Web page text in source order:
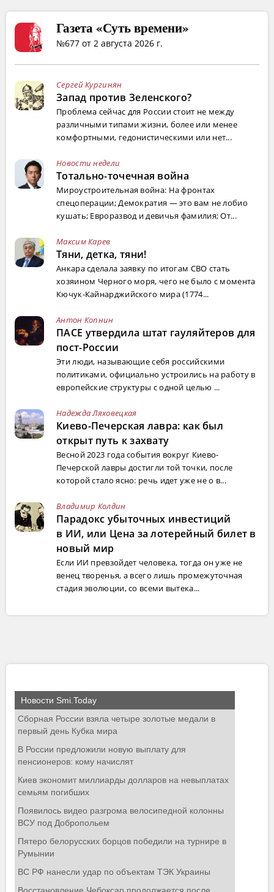
Газета «Суть времени»
№677 от 2 августа 2026 г.
Сергей Кургинян
Запад против Зеленского?
Проблема сейчас для России стоит не между
различными типами жизни, более или менее
комфортными, гедонистическими или нет...
Новости недели
Тотально-точечная война
Мироустроительная война: На фронтах
спецоперации; Демократия — это вам не лобио
кушать; Евроразвод и девичья фамилия; От...
Максим Карев
Тяни, детка, тяни!
Анкара сделала заявку по итогам СВО стать
хозяином Черного моря, чего не было с момента
Кючук-Кайнарджийского мира (1774...
Антон Копнин
ПАСЕ утвердила штат гауляйтеров для
пост-России
Эти люди, называющие себя российскими
политиками, официально устроились на работу в
европейские структуры с одной целью ...
Надежда Ляховецкая
Киево-Печерская лавра: как был
открыт путь к захвату
Весной 2023 года события вокруг Киево-
Печерской лавры достигли той точки, после
которой стало ясно: речь идет уже не о в...
Владимир Колдин
Парадокс убыточных инвестиций
в ИИ, или Цена за лотерейный билет в
новый мир
Если ИИ превзойдет человека, тогда он уже не
венец творенья, а всего лишь промежуточная
стадия эволюции, со всеми вытека...